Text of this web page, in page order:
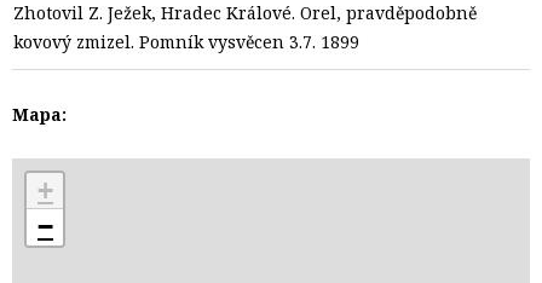
Zhotovil Z. Ježek, Hradec Králové. Orel, pravděpodobně
kovový zmizel. Pomník vysvěcen 3.7. 1899
Mapa:
+
−